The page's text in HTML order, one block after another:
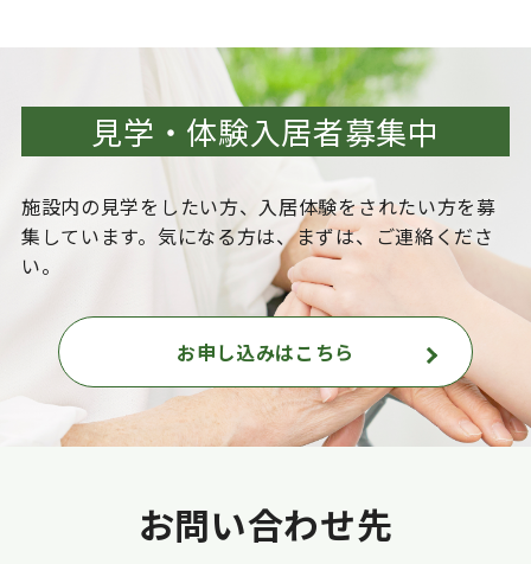
見学・体験入居者募集中
施設内の見学をしたい方、入居体験をされたい方を募
集しています。気になる方は、まずは、ご連絡くださ
い。
お申し込みはこちら
お問い合わせ先